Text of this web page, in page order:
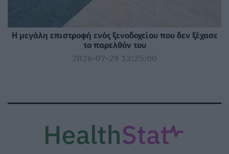
Η μεγάλη επιστροφή ενός ξενοδοχείου που δεν ξέχασε
το παρελθόν του
2026-07-29 12:25:00